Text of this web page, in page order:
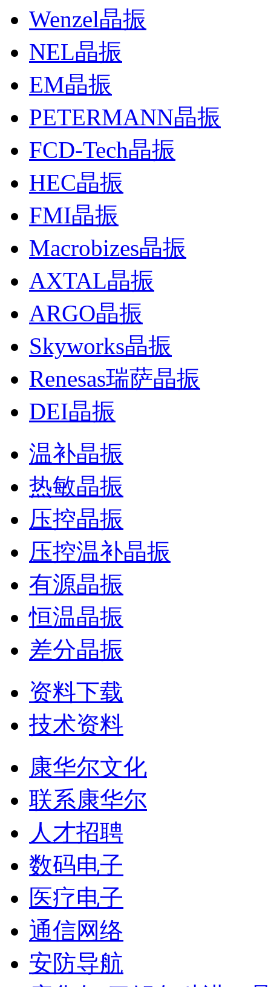
Wenzel晶振
NEL晶振
EM晶振
PETERMANN晶振
FCD-Tech晶振
HEC晶振
FMI晶振
Macrobizes晶振
AXTAL晶振
ARGO晶振
Skyworks晶振
Renesas瑞萨晶振
DEI晶振
温补晶振
热敏晶振
压控晶振
压控温补晶振
有源晶振
恒温晶振
差分晶振
资料下载
技术资料
康华尔文化
联系康华尔
人才招聘
数码电子
医疗电子
通信网络
安防导航